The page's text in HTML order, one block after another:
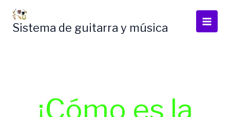
content
Sistema de guitarra y música
¡Cómo es la